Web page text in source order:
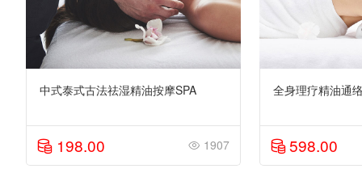
中式泰式古法祛湿精油按摩SPA
198.00 1907
全身理疗精油通
598.00